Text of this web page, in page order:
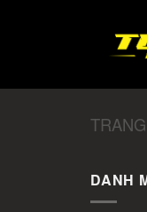
DANH